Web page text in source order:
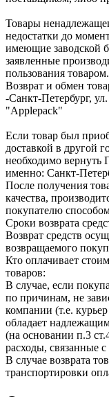
Товары
недостатки до
имеющие заводской
заявленные
пользования товаром.
Возврат и обмен
-Санкт-Петербург,
"Applepack"
Если товар был
доставкой в другой
необходимо вернуть
именно: Санкт-
После получения
качества,
покупателю
Сроки возврата
Возврат средств
возвращаемого
Кто оплачивает
товаров:
В случае, если
по причинам, не
компании (т.е.
обладает
(на основании п.3
расходы, связанные
В случае возврата
транспортировки